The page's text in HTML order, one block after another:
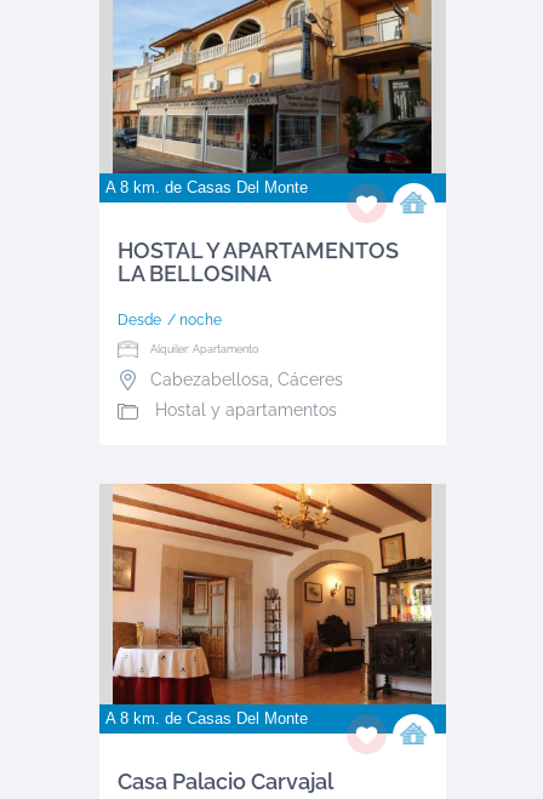
A 8 km. de Casas Del Monte
HOSTAL Y APARTAMENTOS
LA BELLOSINA
Desde / noche
Alquiler: Apartamento
Cabezabellosa Cáceres
Hostal y apartamentos
A 8 km. de Casas Del Monte
Casa Palacio Carvajal